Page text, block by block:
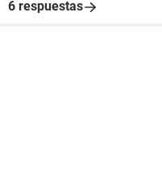
6 respuestas